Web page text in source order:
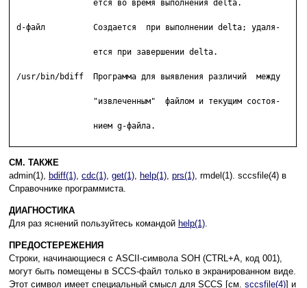
d-файл          Создается  при выполнении delta; удаля-
/usr/bin/bdiff  Программа для выявления различий  между
СМ. ТАКЖЕ
admin(1), bdiff(1), cdc(1), get(1), help(1), prs(1), rmdel(1). sccsfile(4) в
Справочнике программиста.
ДИАГНОСТИКА
Для раз яснений пользуйтесь командой help(1).
ПРЕДОСТЕРЕЖЕНИЯ
Строки, начинающиеся с ASCII-символа SOH (CTRL+A, код 001),
могут быть помещены в SCCS-файл только в экранированном виде.
Этот символ имеет специальный смысл для SCCS [см. sccsfile(4)] и